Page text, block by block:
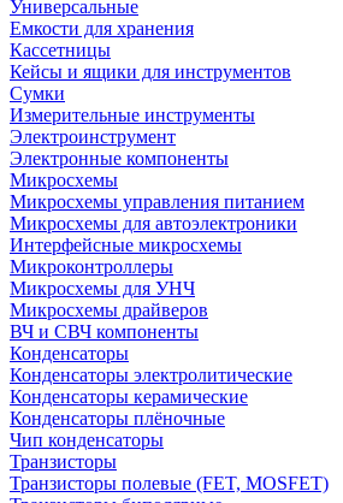
Универсальные
Емкости для хранения
Кассетницы
Кейсы и ящики для инструментов
Сумки
Измерительные инструменты
Электроинструмент
Электронные компоненты
Микросхемы
Микросхемы управления питанием
Микросхемы для автоэлектроники
Интерфейсные микросхемы
Микроконтроллеры
Микросхемы для УНЧ
Микросхемы драйверов
ВЧ и СВЧ компоненты
Конденсаторы
Конденсаторы электролитические
Конденсаторы керамические
Конденсаторы плёночные
Чип конденсаторы
Транзисторы
Транзисторы полевые (FET, MOSFET)